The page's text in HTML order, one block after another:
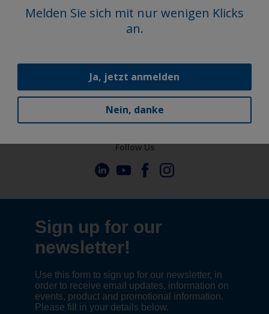
In unserer umfangreichen Bibliothek finden Sie
technische Datenblätter, Broschüren uvm. zu
Erkunden
Melden Sie sich mit nur wenigen Klicks
an.
Ja, jetzt anmelden
Nein, danke
Follow Us